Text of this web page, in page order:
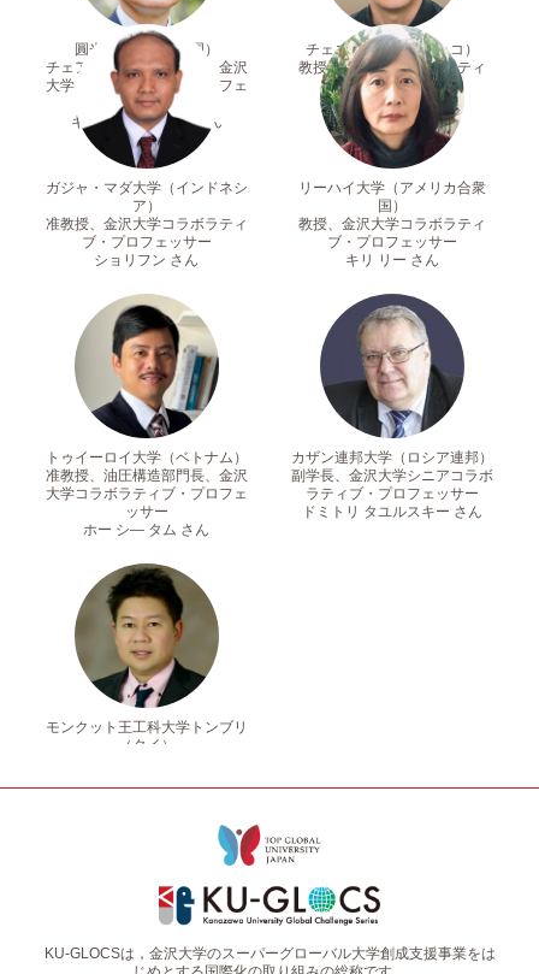
圓光大学（大韓民国）
チェア・プロフェッサー、金沢
大学コラボラティブ・プロフェ
ッサー
キム ウー ヒュン さん
チェコ工科大学（チェコ）
教授、金沢大学コラボラティ
ブ・プロフェッサー
ミハル ベネス さん
ガジャ・マダ大学（インドネシ
ア）
准教授、金沢大学コラボラティ
ブ・プロフェッサー
ショリフン さん
リーハイ大学（アメリカ合衆
国）
教授、金沢大学コラボラティ
ブ・プロフェッサー
キリ リー さん
トゥイーロイ大学（ベトナム）
准教授、油圧構造部門長、金沢
大学コラボラティブ・プロフェ
ッサー
ホー シ― タム さん
カザン連邦大学（ロシア連邦）
副学長、金沢大学シニアコラボ
ラティブ・プロフェッサー
ドミトリ タユルスキー さん
モンクット王工科大学トンブリ
（タイ）
KU-GLOCSは，金沢大学のスーパーグローバル大学創成支援事業をは